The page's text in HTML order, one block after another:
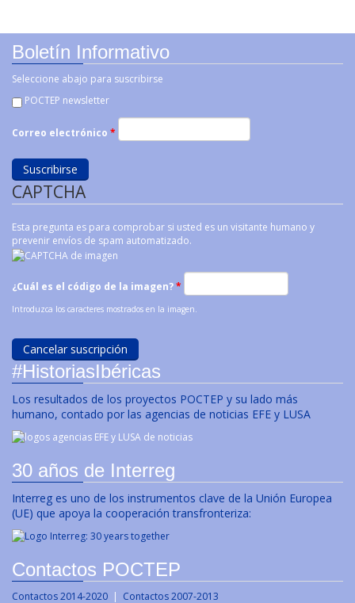
Boletín Informativo
Seleccione abajo para suscribirse
POCTEP newsletter
Correo electrónico *
CAPTCHA
Esta pregunta es para comprobar si usted es un visitante humano y
prevenir envíos de spam automatizado.
¿Cuál es el código de la imagen?*
Introduzca los caracteres mostrados en la imagen.
#HistoriasIbéricas
Los resultados de los proyectos POCTEP y su lado más
humano, contado por las agencias de noticias EFE y LUSA
30 años de Interreg
Interreg es uno de los instrumentos clave de la Unión Europea
(UE) que apoya la cooperación transfronteriza:
Contactos POCTEP
Contactos 2014-2020 | Contactos 2007-2013